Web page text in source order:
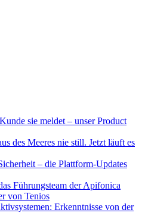
sie meldet – unser Product
des Meeres nie still. Jetzt läuft es
– die Plattform-Updates
Führungsteam der Apifonica
von Tenios
Erkenntnisse von der